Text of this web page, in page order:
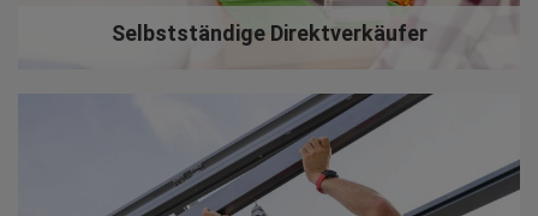
Selbstständige Direktverkäufer